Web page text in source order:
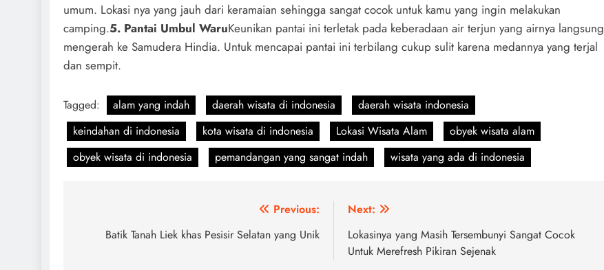
umum. Lokasi nya yang jauh dari keramaian sehingga sangat cocok untuk kamu yang ingin melakukan
camping.5. Pantai Umbul WaruKeunikan pantai ini terletak pada keberadaan air terjun yang airnya langsung
mengerah ke Samudera Hindia. Untuk mencapai pantai ini terbilang cukup sulit karena medannya yang terjal
dan sempit.
Tagged: alam yang indah daerah wisata di indonesia
daerah wisata indonesia
keindahan di indonesia
kota wisata di indonesia Lokasi Wisata Alam
obyek wisata alam
obyek wisata di indonesia
pemandangan yang sangat indah wisata yang ada di indonesia
Previous:
Batik Tanah Liek khas Pesisir Selatan yang Unik
Next:
Lokasinya yang Masih Tersembunyi Sangat Cocok
Untuk Merefresh Pikiran Sejenak